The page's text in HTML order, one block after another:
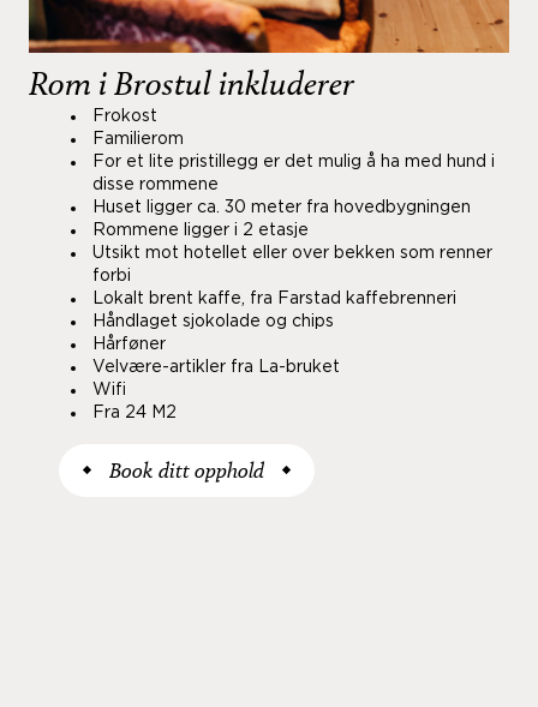
Rom i Brostul inkluderer
Frokost
Familierom
For et lite pristillegg er det mulig å ha med hund i
disse rommene
Huset ligger ca. 30 meter fra hovedbygningen
Rommene ligger i 2 etasje
Utsikt mot hotellet eller over bekken som renner
forbi
Lokalt brent kaffe, fra Farstad kaffebrenneri
Håndlaget sjokolade og chips
Hårføner
Velvære-artikler fra La-bruket
Wifi
Fra 24 M2
Book ditt opphold